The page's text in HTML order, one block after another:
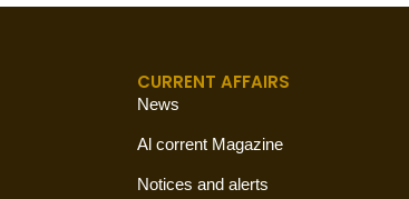
CURRENT AFFAIRS
News
Al corrent Magazine
Notices and alerts